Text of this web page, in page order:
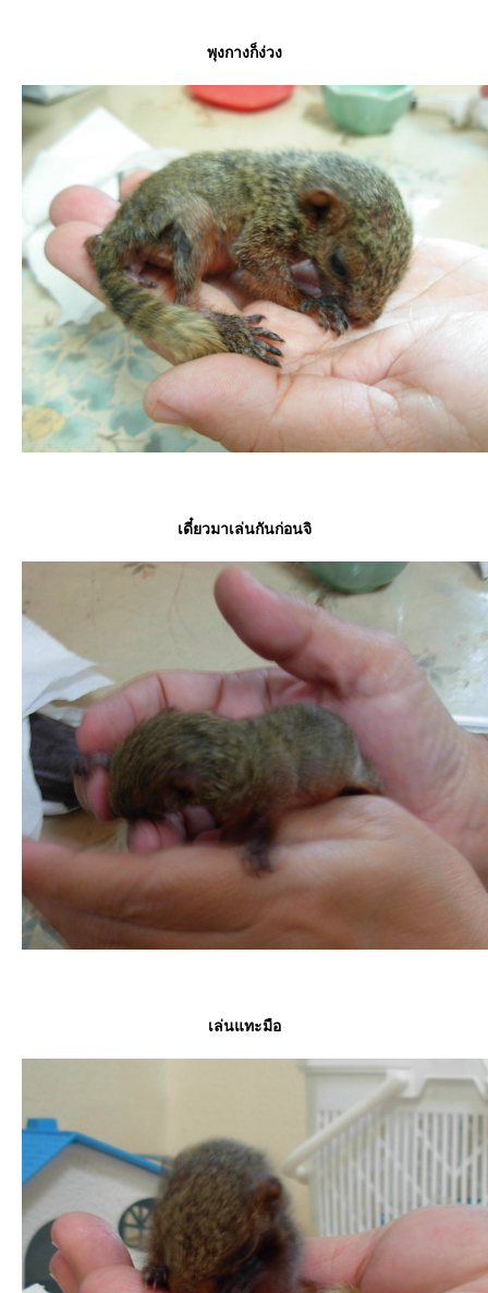
พุงกางก็ง่วง
เดี๋ยวมาเล่นกันก่อนจิ
เล่นแทะมือ